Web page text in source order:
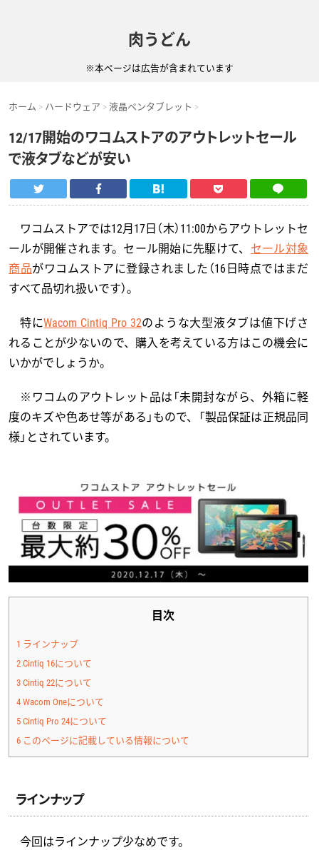
肉うどん
※本ページは広告が含まれています
ホーム ハードウェア 液晶ペンタブレット
12/17開始のワコムストアのアウトレットセール
で液タブなどが安い
ワコムストアでは12月17日（木）11:00からアウトレットセ
ールが開催されます。セール開始に先駆けて、 セール対象
商品がワコムストアに登録されました（16日時点ではまだ
すべて品切れ扱いです）。
特にWacom Cintiq Pro 32のような大型液タブは値下げさ
れることが少ないので、購入を考えている方はこの機会に
いかがでしょうか。
※ワコムのアウトレット品は「未開封ながら、外箱に軽
度のキズや色あせ等がある」もので、「製品保証は正規品同
様」とされています。
目次
1 ラインナップ
2Cintiq 16について
3Cintiq 22について
4Wacom Oneについて
5Cintiq Pro 24について
6 このページに記載している情報について
ラインナップ
今回はラインナップ少なめです。